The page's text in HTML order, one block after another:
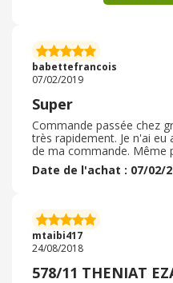
babettefrancois
07/02/2019
Super
Commande passée chez
très rapidement. Je n'ai
de ma commande. Même
coupon, il suffit de
Le personnel du parc est
recommanderais
d'entrées pour un parc
même est très bien aussi.
excellente journée.
Date de l'achat : 07/02/
mtaibi417
24/08/2018
578/11 THENIAT